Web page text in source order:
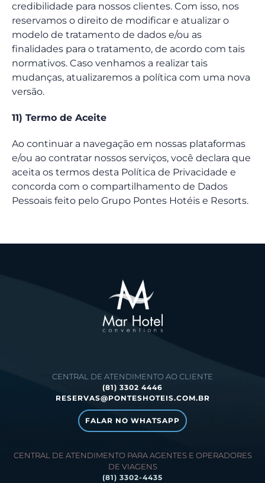
credibilidade para nossos clientes. Com isso, nos
reservamos o direito de modificar e atualizar o
modelo de tratamento de dados e/ou as
finalidades para o tratamento, de acordo com tais
normativos. Caso venhamos a realizar tais
mudanças, atualizaremos a política com uma nova
versão.
11) Termo de Aceite
Ao continuar a navegação em nossas plataformas
e/ou ao contratar nossos serviços, você declara que
aceita os termos desta Política de Privacidade e
concorda com o compartilhamento de Dados
Pessoais feito pelo Grupo Pontes Hotéis e Resorts.
CENTRAL DE ATENDIMENTO AO CLIENTE
(81) 3302 4446
RESERVAS@PONTESHOTEIS.COM.BR
FALAR NO WHATSAPP
CENTRAL DE ATENDIMENTO PARA AGENTES E OPERADORES
DE VIAGENS
(81) 3302-4435